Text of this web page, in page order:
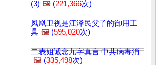
(3) 🖼️ (221,366次)
凤凰卫视是江泽民父子的御用工
具 🖼️ (595,020次)
二表姐诚念九字真言 中共病毒消
🖼️ (335,498次)